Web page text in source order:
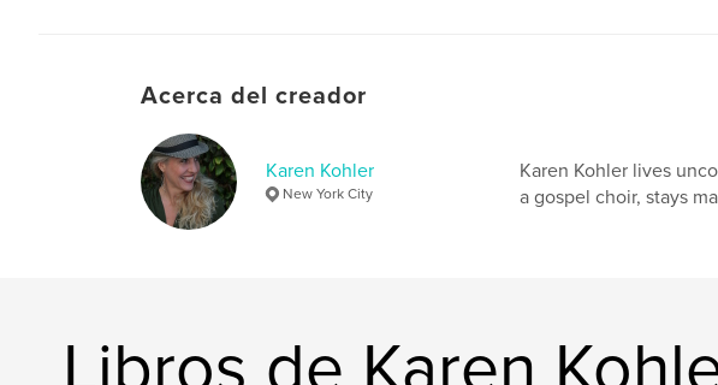
Acerca del creador
Karen Kohler
New York City
Karen Kohler lives
a gospel choir, stays